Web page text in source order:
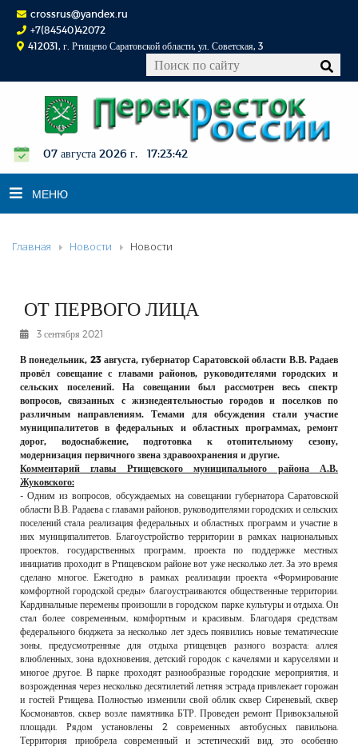
crossrus@yandex.ru
+7(84540)42072
412031, г. Ртищево Саратовской области, ул. Советская, 3
07 августа 2026 г. 17:23:43
МЕНЮ
НОВОСТИ
К СВЕДЕНИЮ
РЕКЛАМОДАТЕЛЯМ
ОБЪЯВЛЕНИЯ
КОНТАКТЫ
Главная Новости Новости
ОТ ПЕРВОГО ЛИЦА
3 сентября 2021
В понедельник, 23 августа, губернатор Саратовской области В.В. Радаев
провёл совещание с главами районов, руководителями городских и
сельских поселений. На совещании был рассмотрен весь спектр
вопросов, связанных с жизнедеятельностью городов и поселков по
различным направлениям. Темами для обсуждения стали участие
муниципалитетов в федеральных и областных программах, ремонт
дорог, водоснабжение, подготовка к отопительному сезону,
модернизация первичного звена здравоохранения и другие.
Комментарий главы Ртищевского муниципального района А.В.
Жуковского:
- Одним из вопросов, обсуждаемых на совещании губернатора Саратовской
области В.В. Радаева с главами районов, руководителями городских и сельских
поселений стала реализация федеральных и областных программ и участие в
них муниципалитетов. Благоустройство территории в рамках национальных
проектов, государственных программ, проекта по поддержке местных
инициатив проходит в Ртищевском районе вот уже несколько лет. За это время
сделано многое. Ежегодно в рамках реализации проекта «Формирование
комфортной городской среды» благоустраиваются общественные территории.
Кардинальные перемены произошли в городском парке культуры и отдыха. Он
стал более современным, комфортным и красивым. Благодаря средствам
федерального бюджета за несколько лет здесь появились новые тематические
зоны, предусмотренные для отдыха ртищевцев разного возраста: аллея
влюбленных, зона вдохновения, детский городок с качелями и каруселями и
многое другое. В парке проходят разнообразные городские мероприятия, и
возрожденная через несколько десятилетий летняя эстрада привлекает горожан
и гостей Ртищева. Полностью изменили свой облик сквер Сиреневый, сквер
Космонавтов, сквер возле памятника БТР. Проведен ремонт Привокзальной
площади. Рядом установлены 2 современных автобусных павильона.
Территория приобрела современный и эстетический вид, это особенно